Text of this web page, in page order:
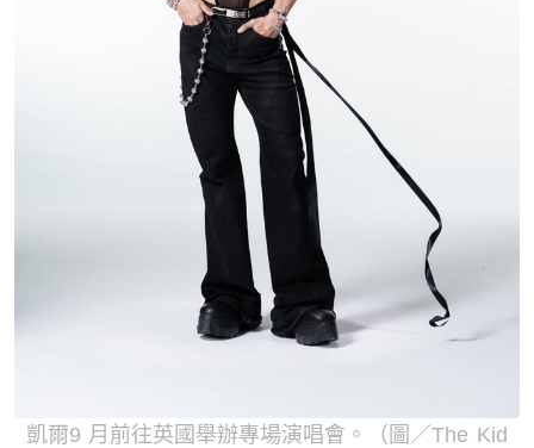
凱爾9 月前往英國舉辦專場演唱會。（圖／The Kid